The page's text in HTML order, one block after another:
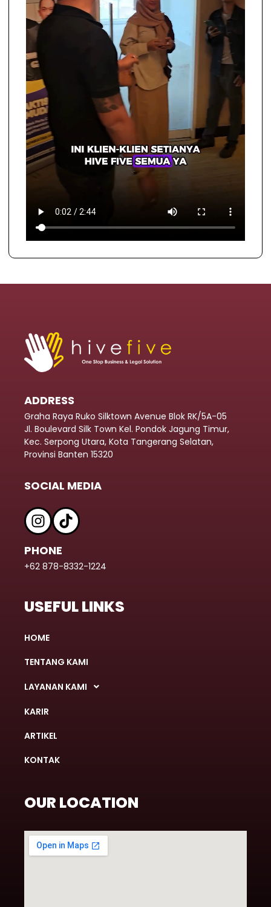
ADDRESS
Graha Raya Ruko Silktown Avenue Blok RK/5A-05
Jl. Boulevard Silk Town Kel. Pondok Jagung Timur,
Kec. Serpong Utara, Kota Tangerang Selatan,
Provinsi Banten 15320
SOCIAL MEDIA
PHONE
+62 878-8332-1224
USEFUL LINKS
HOME
TENTANG KAMI
LAYANAN KAMI
KARIR
ARTIKEL
KONTAK
OUR LOCATION